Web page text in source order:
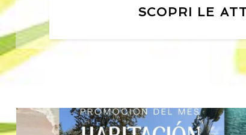
SCOPRI LE